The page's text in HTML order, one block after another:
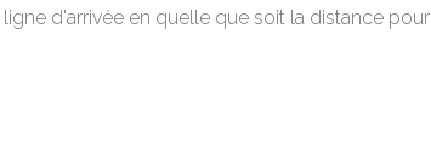
d'arrivée en quelle que soit la distance pour